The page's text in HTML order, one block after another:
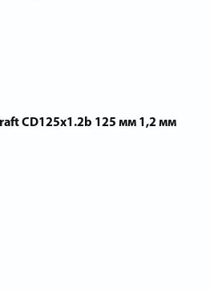
CD125x1.2b 125 мм 1,2 мм